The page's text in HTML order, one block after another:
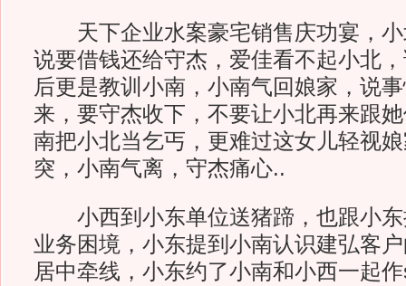
天下企业水案豪宅销售庆功宴，小
说要借钱还给守杰，爱佳看不起小北
后更是教训小南，小南气回娘家，说
来，要守杰收下，不要让小北再来跟
南把小北当乞丐，更难过这女儿轻视
突，小南气离，守杰痛心..
小西到小东单位送猪蹄，也跟小东
业务困境，小东提到小南认识建弘客
居中牵线，小东约了小南和小西一起